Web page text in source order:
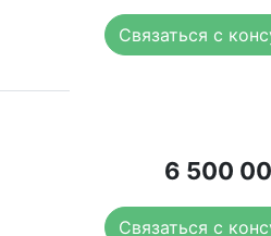
Связаться с
6 500
Связаться с